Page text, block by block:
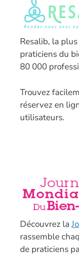
Resalib, la
praticiens du
80 000
Trouvez
réservez en
utilisateurs.
Découvrez la
rassemble
de praticiens